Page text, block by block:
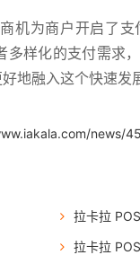
机为商户开启了
样化的支付需求
地融入这个快速发
news/
拉卡拉
拉卡拉